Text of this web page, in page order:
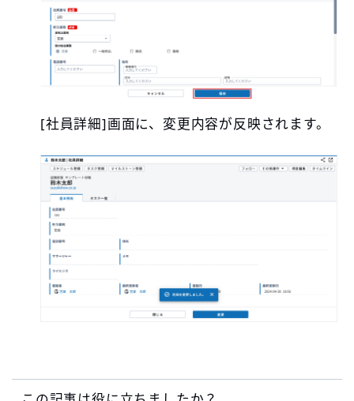
[社員詳細]画面に、変更内容が反映されます。